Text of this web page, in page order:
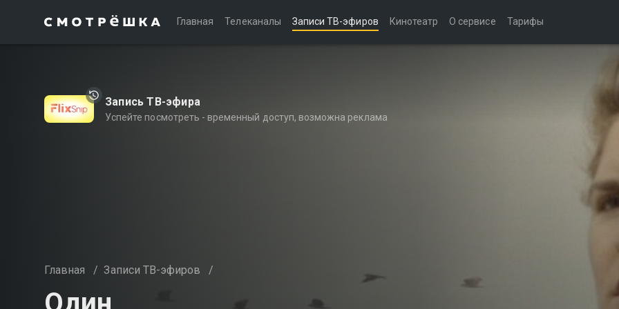
Главная Телеканалы Записи ТВ-эфиров Кинотеатр О сервисе Тарифы
Запись ТВ-эфира
Успейте посмотреть - временный доступ, возможна реклама
Главная / Записи ТВ-эфиров /